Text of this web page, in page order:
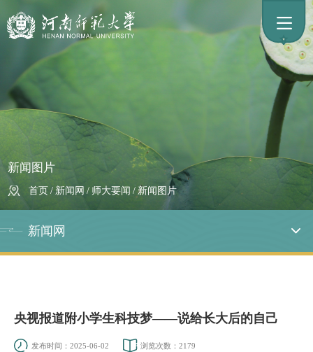
新闻图片
首页 / 新闻网 / 师大要闻 / 新闻图片
新闻网
央视报道附小学生科技梦——说给长大后的自己
发布时间：2025-06-02 浏览次数： 2179